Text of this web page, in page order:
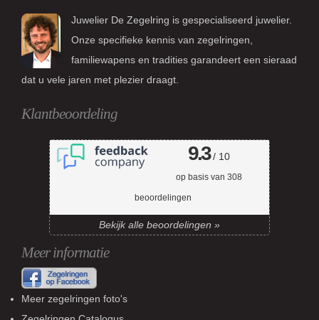
Juwelier De Zegelring is gespecialiseerd juwelier.
Onze specifieke kennis van zegelringen,
familiewapens en tradities garandeert een sieraad
dat u vele jaren met plezier draagt.
Klantbeoordeling
9.3/ 10
op basis van 308
beoordelingen
Bekijk alle beoordelingen »
Meer informatie
Meer zegelringen foto's